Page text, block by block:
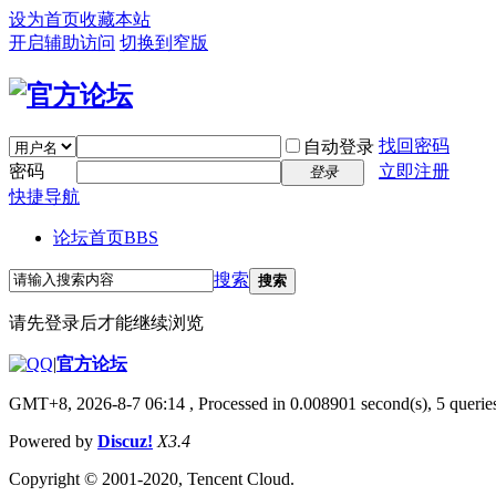
设为首页收藏本站
开启辅助访问 切换到窄版
自动登录 找回密码
密码
登录
立即注册
快捷导航
论坛首页BBS
搜索 搜索
请先登录后才能继续浏览
|官方论坛
GMT+8, 2026-8-7 06:14 , Processed in 0.008901 second(s), 5
Powered by Discuz! X3.4
Copyright © 2001-2020, Tencent Cloud.